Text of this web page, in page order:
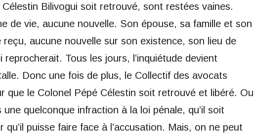
Bilivogui soit retrouvé, sont restées vaines.
de vie, aucune nouvelle. Son épouse, sa famille et son
reçu, aucune nouvelle sur son existence, son lieu de
Tous les jours, l’inquiétude devient
Donc une fois de plus, le Collectif des avocats
que le Colonel Pépé Célestin soit retrouvé et libéré. Ou
quelconque infraction à la loi pénale, qu’il soit
puisse faire face à l’accusation. Mais, on ne peut